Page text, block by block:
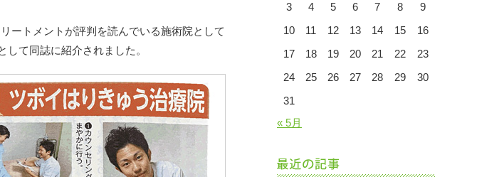
ートメントが評判を読んでいる施術院として
て同誌に紹介されました。
3
4 5 6 7 8
9
10
11 12 13 14 15
16
17
18 19 20 21 22
23
24
25 26 27 28 29
30
31
« 5月